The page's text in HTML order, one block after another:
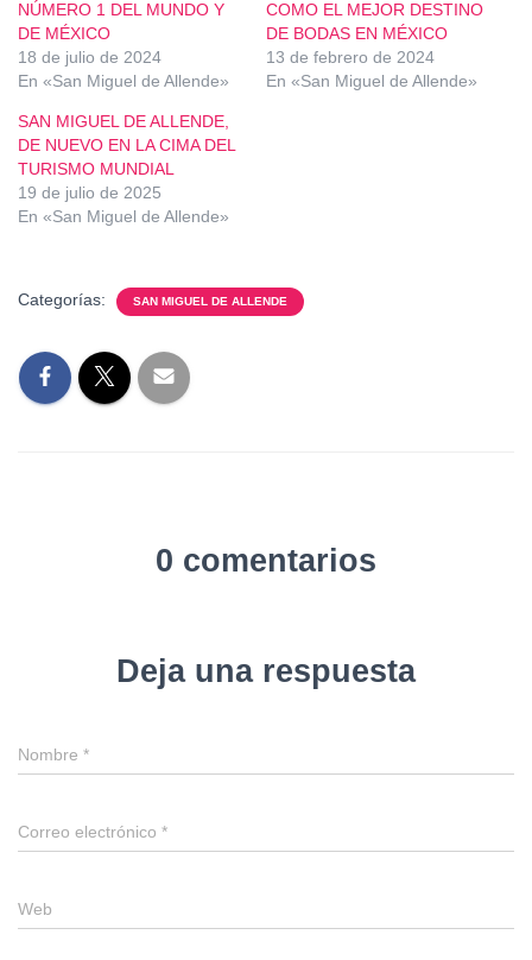
NÚMERO 1 DEL MUNDO Y
DE MÉXICO
18 de julio de 2024
En «San Miguel de Allende»
COMO EL MEJOR DESTINO
DE BODAS EN MÉXICO
13 de febrero de 2024
En «San Miguel de Allende»
SAN MIGUEL DE ALLENDE,
DE NUEVO EN LA CIMA DEL
TURISMO MUNDIAL
19 de julio de 2025
En «San Miguel de Allende»
Categorías: SAN MIGUEL DE ALLENDE
0 comentarios
Deja una respuesta
Nombre *
Correo electrónico *
Web